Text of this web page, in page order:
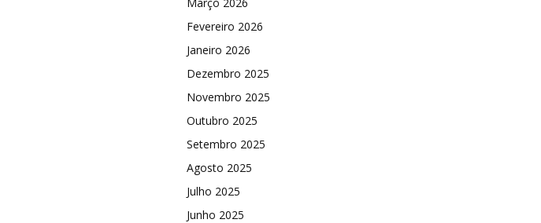
Fevereiro 2026
Janeiro 2026
Dezembro 2025
Novembro 2025
Outubro 2025
Setembro 2025
Agosto 2025
Julho 2025
Junho 2025